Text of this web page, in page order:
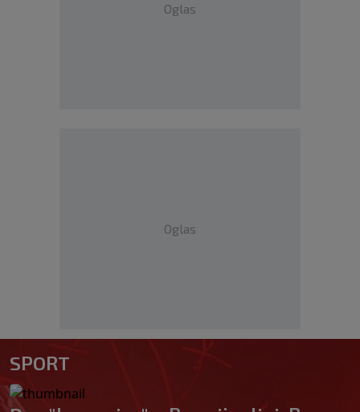
Oglas
Oglas
SPORT